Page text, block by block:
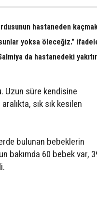
hastaneden
yoksa öleceğiz."
da hastanedeki
Uzun süre kendisine
sık sık kesilen
bulunan bebeklerin
bakımda 60 bebek var,